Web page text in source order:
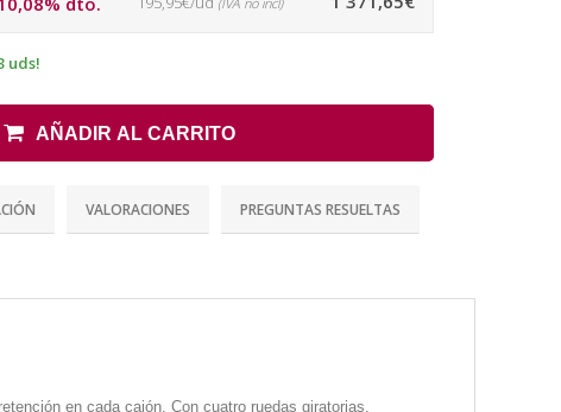
uds!
AÑADIR AL CARRITO
VALORACIONES PREGUNTAS RESUELTAS
en cada cajón. Con cuatro ruedas giratorias.